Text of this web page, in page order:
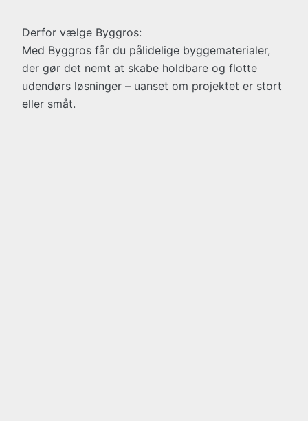
Derfor vælge Byggros:
Med Byggros får du pålidelige byggematerialer,
der gør det nemt at skabe holdbare og flotte
udendørs løsninger – uanset om projektet er stort
eller småt.